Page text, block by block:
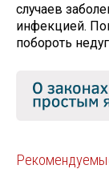
случаев
инфекцией.
побороть